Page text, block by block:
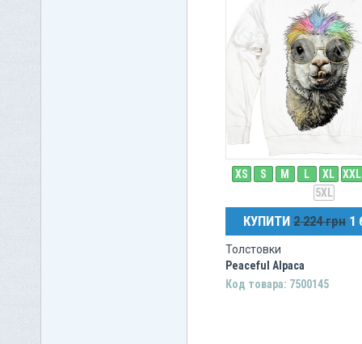
XS S M L XL XXL
5XL
КУПИТИ 2 224 грн 1
Толстовки
Peaceful Alpaca
Код товара: 7500145